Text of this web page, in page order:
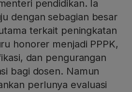
pendidikan. Ia
dengan sebagian besar
terkait peningkatan
honorer menjadi PPPK,
dan pengurangan
bagi dosen. Namun
perlunya evaluasi